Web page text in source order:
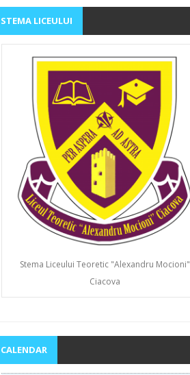
STEMA LICEULUI
Stema Liceului Teoretic "Alexandru Mocioni"
Ciacova
CALENDAR